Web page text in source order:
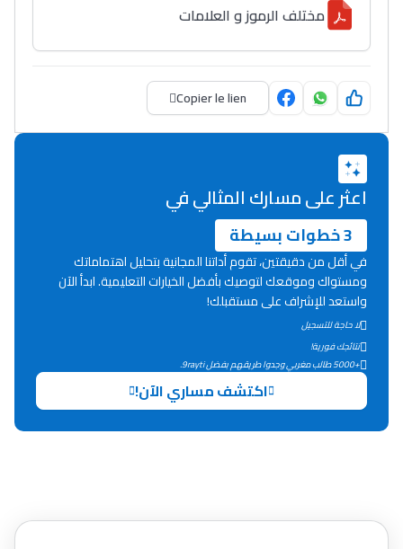
Interviews/Vidéos
+ de 89 Interviews/Vidéos
دليل المهن
ما يزيد عن 149 مهنة
دليل التوجيه
التوجيه بالثانوي و الإعدادي
مختلف الرموز و العلامات
Copier le lien
اعثر على مسارك المثالي في
3 خطوات بسيطة
في أقل من دقيقتين، تقوم أداتنا المجانية بتحليل اهتماماتك
ومستواك وموقعك لتوصيك بأفضل الخيارات التعليمية. ابدأ الآن
واستعد للإشراف على مستقبلك!
لا حاجة للتسجيل
نتائجك فورية!
+5000 طالب مغربي وجدوا طريقهم بفضل 9rayti.
اكتشف مساري الآن!